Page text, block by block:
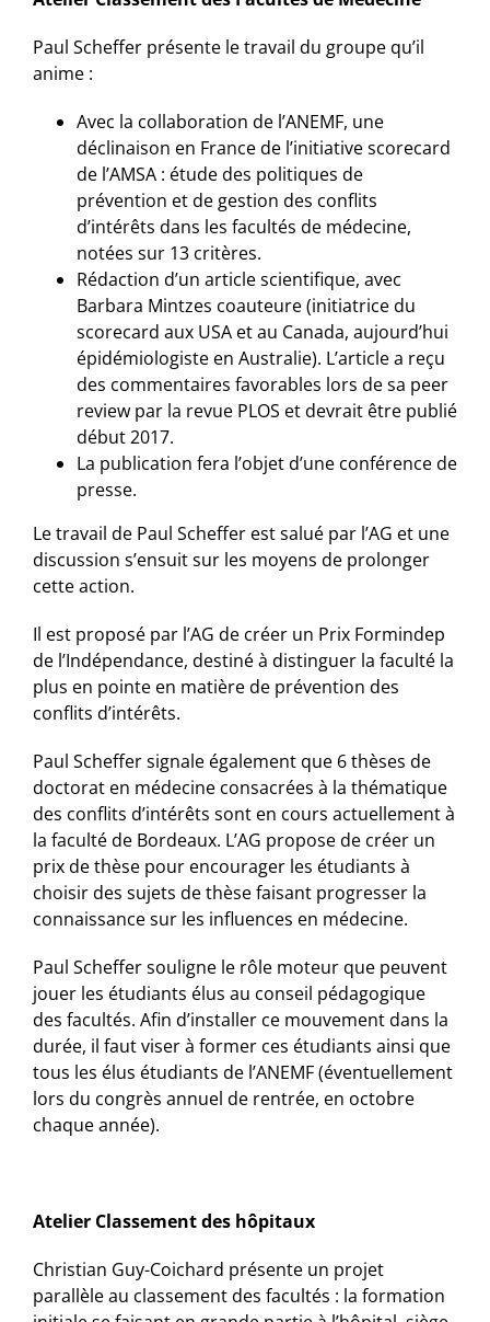
Paul Scheffer présente le travail du groupe qu’il
anime :
Avec la collaboration de l’ANEMF, une
déclinaison en France de l’initiative scorecard
de l’AMSA : étude des politiques de
prévention et de gestion des conflits
d’intérêts dans les facultés de médecine,
notées sur 13 critères.
Rédaction d’un article scientifique, avec
Barbara Mintzes coauteure (initiatrice du
scorecard aux USA et au Canada, aujourd’hui
épidémiologiste en Australie). L’article a reçu
des commentaires favorables lors de sa peer
review par la revue PLOS et devrait être publié
début 2017.
La publication fera l’objet d’une conférence de
presse.
Le travail de Paul Scheffer est salué par l’AG et une
discussion s’ensuit sur les moyens de prolonger
cette action.
Il est proposé par l’AG de créer un Prix Formindep
de l’Indépendance, destiné à distinguer la faculté la
plus en pointe en matière de prévention des
conflits d’intérêts.
Paul Scheffer signale également que 6 thèses de
doctorat en médecine consacrées à la thématique
des conflits d’intérêts sont en cours actuellement à
la faculté de Bordeaux. L’AG propose de créer un
prix de thèse pour encourager les étudiants à
choisir des sujets de thèse faisant progresser la
connaissance sur les influences en médecine.
Paul Scheffer souligne le rôle moteur que peuvent
jouer les étudiants élus au conseil pédagogique
des facultés. Afin d’installer ce mouvement dans la
durée, il faut viser à former ces étudiants ainsi que
tous les élus étudiants de l’ANEMF (éventuellement
lors du congrès annuel de rentrée, en octobre
chaque année).
Atelier Classement des hôpitaux
Christian Guy-Coichard présente un projet
parallèle au classement des facultés : la formation